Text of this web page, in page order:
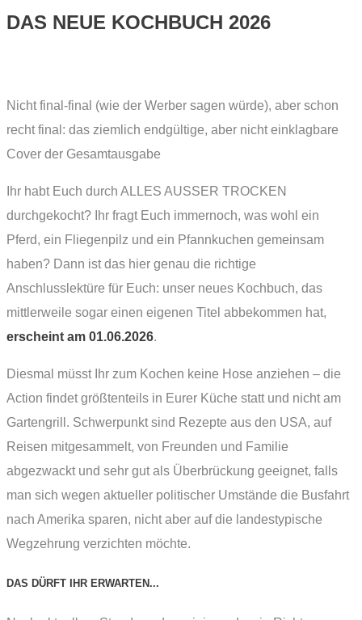
DAS NEUE KOCHBUCH 2026
Nicht final-final (wie der Werber sagen würde), aber schon
recht final: das ziemlich endgültige, aber nicht einklagbare
Cover der Gesamtausgabe
Ihr habt Euch durch ALLES AUSSER TROCKEN
durchgekocht? Ihr fragt Euch immernoch, was wohl ein
Pferd, ein Fliegenpilz und ein Pfannkuchen gemeinsam
haben? Dann ist das hier genau die richtige
Anschlusslektüre für Euch: unser neues Kochbuch, das
mittlerweile sogar einen eigenen Titel abbekommen hat,
erscheint am 01.06.2026.
Diesmal müsst Ihr zum Kochen keine Hose anziehen – die
Action findet größtenteils in Eurer Küche statt und nicht am
Gartengrill. Schwerpunkt sind Rezepte aus den USA, auf
Reisen mitgesammelt, von Freunden und Familie
abgezwackt und sehr gut als Überbrückung geeignet, falls
man sich wegen aktueller politischer Umstände die Busfahrt
nach Amerika sparen, nicht aber auf die landestypische
Wegzehrung verzichten möchte.
DAS DÜRFT IHR ERWARTEN...